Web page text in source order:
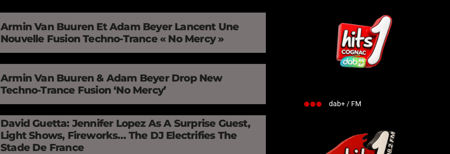
Armin Van Buuren Et Adam Beyer Lancent Une
Nouvelle Fusion Techno-Trance « No Mercy »
Armin Van Buuren & Adam Beyer Drop New
Techno-Trance Fusion ‘No Mercy’
David Guetta: Jennifer Lopez As A Surprise Guest,
Light Shows, Fireworks… The DJ Electrifies The
Stade De France
dab+ / FM